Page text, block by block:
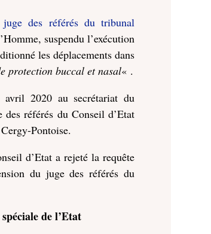
des référés du tribunal
suspendu l’exécution
les déplacements dans
protection buccal et nasal« .
2020 au secrétariat du
référés du Conseil d’Etat
Pontoise.
d’Etat a rejeté la requête
du juge des référés du
de l’Etat